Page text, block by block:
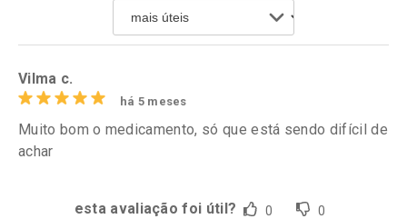
Comprar sem Desconto
Por R$ 43,54/cada
Comprar sem Desconto
Por R$ 52,99/cada
Vilma c.
há 5 meses
Muito bom o medicamento, só que está sendo difícil de
achar
esta avaliação foi útil? 0 0